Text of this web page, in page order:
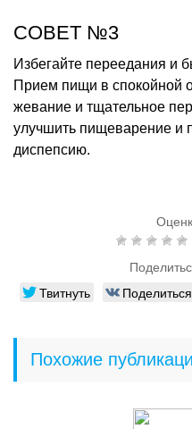
СОВЕТ №3
Избегайте переедания и
Прием пищи в спокойной
жевание и тщательное
улучшить пищеварение и
диспепсию.
Твитнуть Поделиться
Похожие